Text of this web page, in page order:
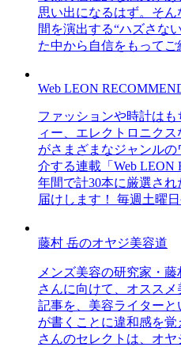
思い出になるはず。そ
間を演出する“ハズさな
た中から自信をもってご
Web LEON
ファッションや時計は
ィー、エレクトロニク
がさまざまなジャンル
介する連載「Web LEON
年間で計30本に厳選さ
届けします！ 毎週土曜日
藤村 岳のオヤジ美容道
メンズ美容の研究家・
さんに向けて、オスス
記事を、美容ライター
が書くことに違和感を
さんのセレクトは、オ